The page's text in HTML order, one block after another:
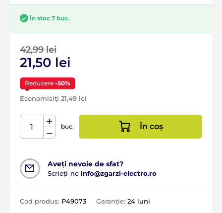
În stoc 7 buc.
42,99 lei
21,50 lei
Reducere -50%
Economisiți 21,49 lei
buc. În coș
Aveți nevoie de sfat?
Scrieți-ne info@zgarzi-electro.ro
Cod produs: P49073 Garanție: 24 luni